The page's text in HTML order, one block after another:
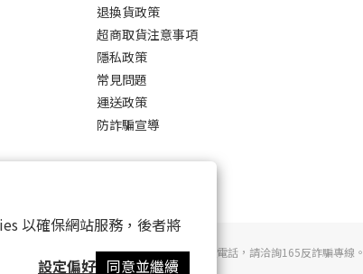
以確保網站服務，後者將
設定偏好 同意並繼續
退換貨政策
超商取貨注意事項
隱私政策
常見問題
運送政策
防詐騙宣導
若接到可疑電話，請洽詢165反詐騙專線。